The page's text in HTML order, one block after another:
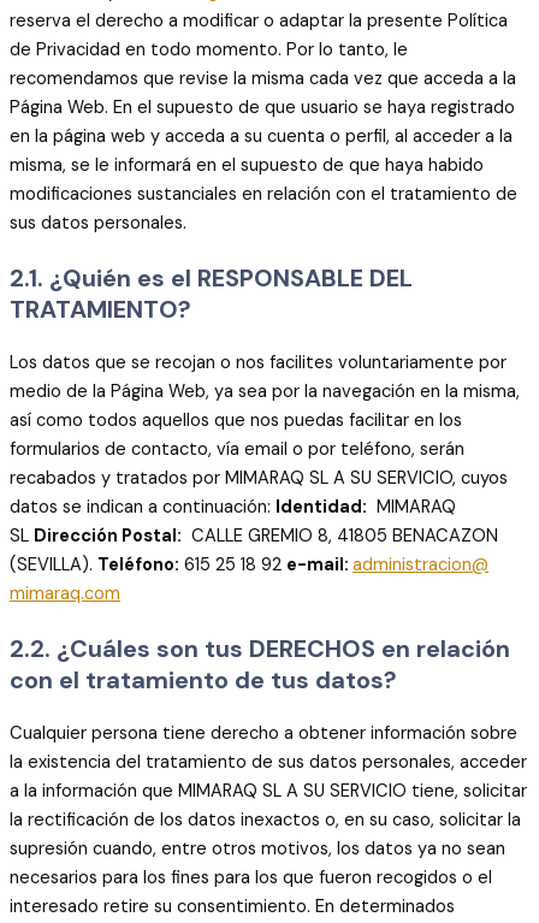
reserva el derecho a modificar o adaptar la presente Política
de Privacidad en todo momento. Por lo tanto, le
recomendamos que revise la misma cada vez que acceda a la
Página Web. En el supuesto de que usuario se haya registrado
en la página web y acceda a su cuenta o perfil, al acceder a la
misma, se le informará en el supuesto de que haya habido
modificaciones sustanciales en relación con el tratamiento de
sus datos personales.
2.1. ¿Quién es el RESPONSABLE DEL
TRATAMIENTO?
Los datos que se recojan o nos facilites voluntariamente por
medio de la Página Web, ya sea por la navegación en la misma,
así como todos aquellos que nos puedas facilitar en los
formularios de contacto, vía email o por teléfono, serán
recabados y tratados por MIMARAQ SL A SU SERVICIO, cuyos
datos se indican a continuación: Identidad: MIMARAQ
SL Dirección Postal: CALLE GREMIO 8, 41805 BENACAZON
(SEVILLA). Teléfono: 615 25 18 92 e-mail: administracion@
mimaraq.com
2.2. ¿Cuáles son tus DERECHOS en relación
con el tratamiento de tus datos?
Cualquier persona tiene derecho a obtener información sobre
la existencia del tratamiento de sus datos personales, acceder
a la información que MIMARAQ SL A SU SERVICIO tiene, solicitar
la rectificación de los datos inexactos o, en su caso, solicitar la
supresión cuando, entre otros motivos, los datos ya no sean
necesarios para los fines para los que fueron recogidos o el
interesado retire su consentimiento. En determinados